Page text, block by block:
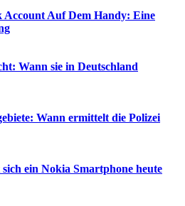
Account Auf Dem Handy: Eine
Wann sie in Deutschland
Wann ermittelt die Polizei
ein Nokia Smartphone heute